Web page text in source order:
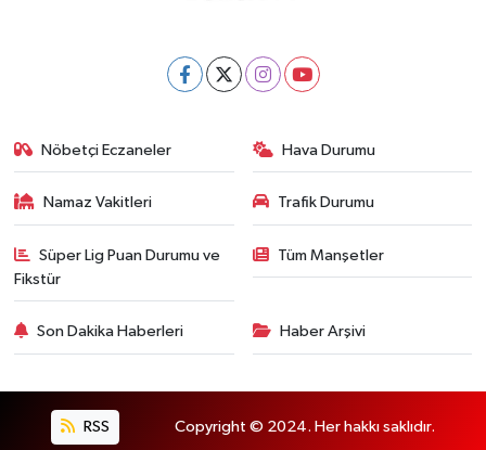
Nöbetçi Eczaneler Hava Durumu
Namaz Vakitleri Trafik Durumu
Süper Lig Puan Durumu ve
Fikstür
Tüm Manşetler
Son Dakika Haberleri Haber Arşivi
RSS Copyright © 2024. Her hakkı saklıdır.